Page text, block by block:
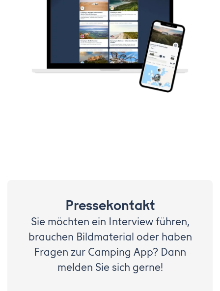
Pressekontakt
Sie möchten ein Interview führen,
brauchen Bildmaterial oder haben
Fragen zur Camping App? Dann
melden Sie sich gerne!